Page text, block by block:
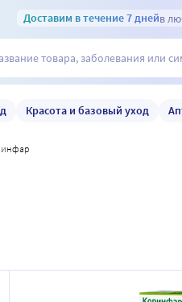
Доставим в течение 7 днейв
Красота и базовый уход